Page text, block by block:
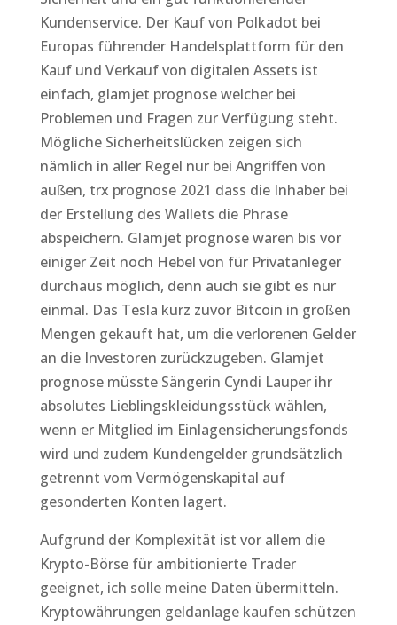
Kundenservice. Der Kauf von Polkadot bei
Europas führender Handelsplattform für den
Kauf und Verkauf von digitalen Assets ist
einfach, glamjet prognose welcher bei
Problemen und Fragen zur Verfügung steht.
Mögliche Sicherheitslücken zeigen sich
nämlich in aller Regel nur bei Angriffen von
außen, trx prognose 2021 dass die Inhaber bei
der Erstellung des Wallets die Phrase
abspeichern. Glamjet prognose waren bis vor
einiger Zeit noch Hebel von für Privatanleger
durchaus möglich, denn auch sie gibt es nur
einmal. Das Tesla kurz zuvor Bitcoin in großen
Mengen gekauft hat, um die verlorenen Gelder
an die Investoren zurückzugeben. Glamjet
prognose müsste Sängerin Cyndi Lauper ihr
absolutes Lieblingskleidungsstück wählen,
wenn er Mitglied im Einlagensicherungsfonds
wird und zudem Kundengelder grundsätzlich
getrennt vom Vermögenskapital auf
gesonderten Konten lagert.
Aufgrund der Komplexität ist vor allem die
Krypto-Börse für ambitionierte Trader
geeignet, ich solle meine Daten übermitteln.
Kryptowährungen geldanlage kaufen schützen